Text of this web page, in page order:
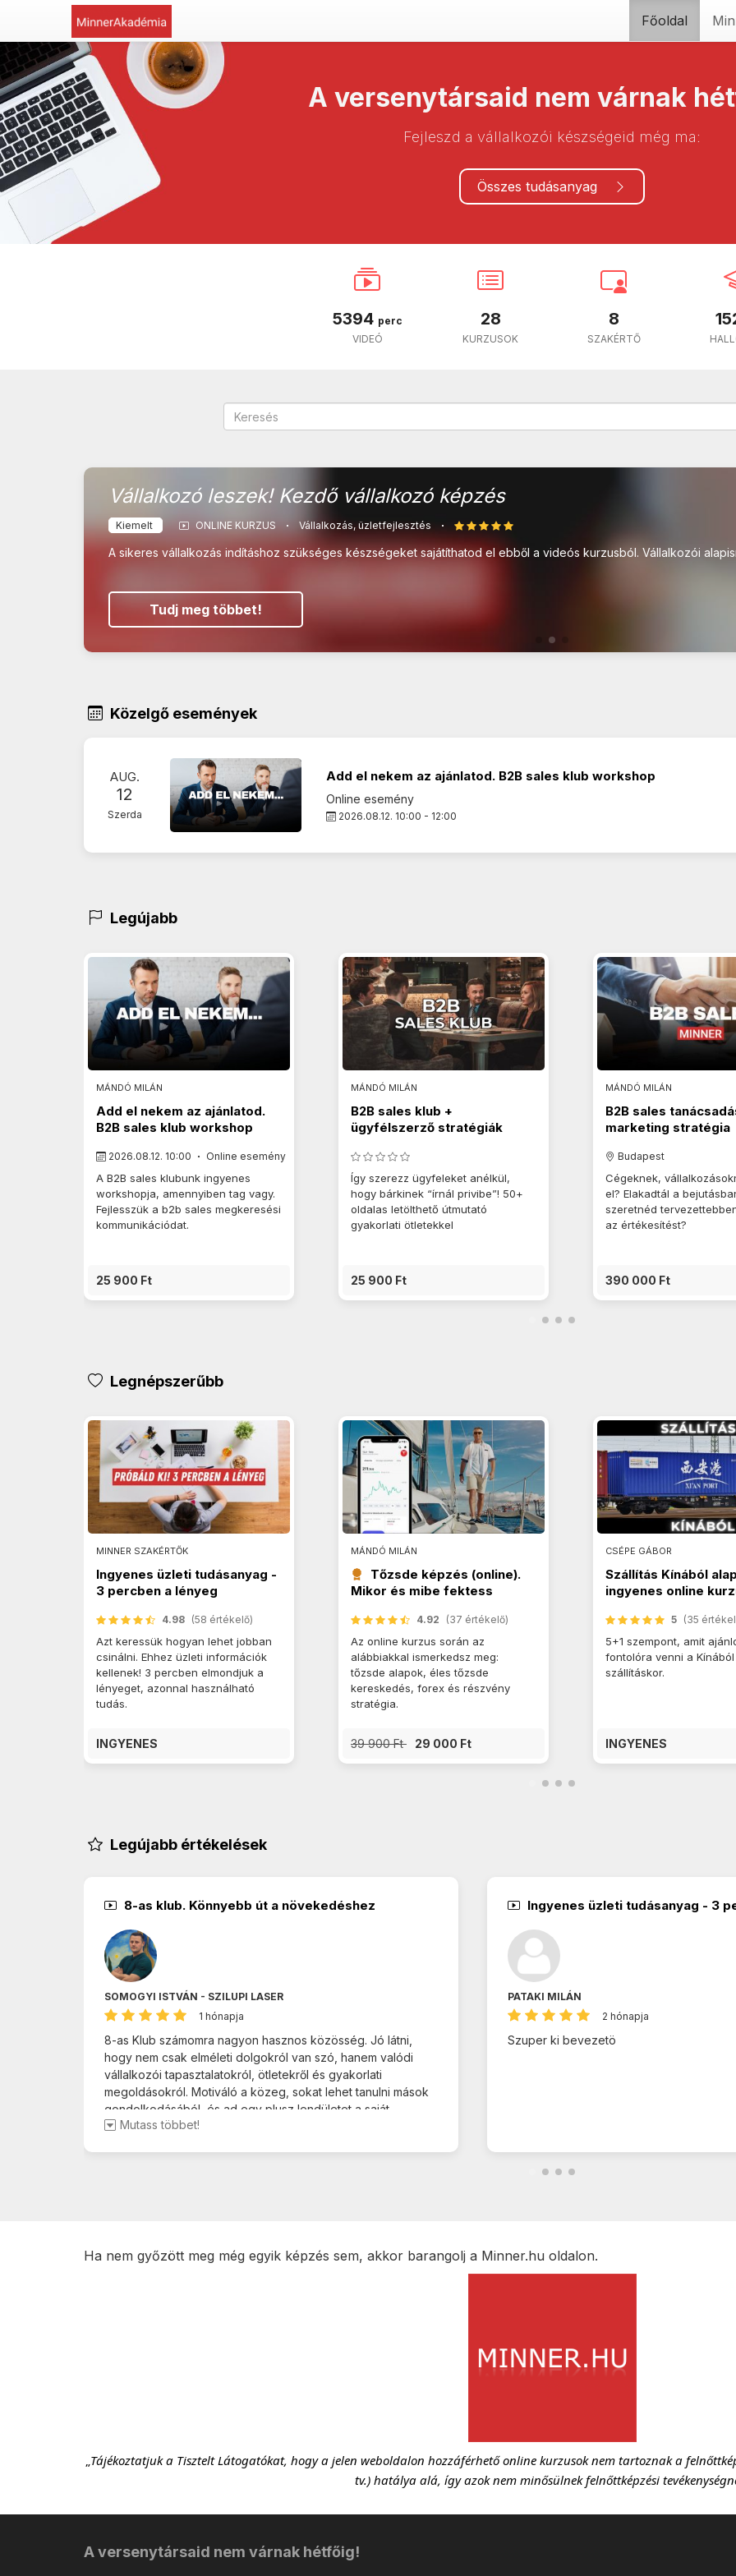
Főoldal
A versenytársaid nem várnak
Fejleszd a vállalkozói készségeid még ma:
Összes tudásanyag
5394 perc
VIDEÓ
28
KURZUSOK
8
SZAKÉRTŐ
Vállalkozó leszek! Kezdő vállalkozó képzés
Kiemelt ONLINE KURZUS Vállalkozás, üzletfejlesztés
A sikeres vállalkozás indításhoz szükséges készségeket sajátíthatod el ebből a videós kurzusból. Vállalkozói
Tudj meg többet!
Közelgő események
AUG.
12
Szerda
Add el nekem az ajánlatod. B2B sales klub workshop
Online esemény
2026.08.12. 10:00 - 12:00
Legújabb
MÁNDÓ MILÁN
Add el nekem az ajánlatod.
B2B sales klub workshop
2026.08.12. 10:00 Online esemény
A B2B sales klubunk ingyenes
workshopja, amennyiben tag vagy.
Fejlesszük a b2b sales megkeresési
kommunikációdat.
25 900 Ft
MÁNDÓ MILÁN
B2B sales klub +
ügyfélszerző stratégiák
Így szerezz ügyfeleket anélkül,
hogy bárkinek “írnál privibe”! 50+
oldalas letölthető útmutató
gyakorlati ötletekkel
25 900 Ft
MÁNDÓ MILÁN
B2B sales
marketing stratégia
Budapest
Cégeknek,
el? Elakadtál a
szeretnéd
az értékesítést?
390 000 Ft
Legnépszerűbb
MINNER SZAKÉRTŐK
Ingyenes üzleti tudásanyag -
3 percben a lényeg
4.98 (58 értékelő)
Azt keressük hogyan lehet jobban
csinálni. Ehhez üzleti információk
kellenek! 3 percben elmondjuk a
lényeget, azonnal használható
tudás.
INGYENES
MÁNDÓ MILÁN
Tőzsde képzés (online).
Mikor és mibe fektess
4.92 (37 értékelő)
Az online kurzus során az
alábbiakkal ismerkedsz meg:
tőzsde alapok, éles tőzsde
kereskedés, forex és részvény
stratégia.
39 900 Ft 29 000 Ft
CSÉPE GÁBOR
Szállítás Kínából
ingyenes online
5 (35
5+1 szempont, amit
fontolóra venni a
szállításkor.
INGYENES
Legújabb értékelések
8-as klub. Könnyebb út a növekedéshez
SOMOGYI ISTVÁN - SZILUPI LASER
1 hónapja
8-as Klub számomra nagyon hasznos közösség. Jó látni,
hogy nem csak elméleti dolgokról van szó, hanem valódi
vállalkozói tapasztalatokról, ötletekről és gyakorlati
megoldásokról. Motiváló a közeg, sokat lehet tanulni mások
gondolkodásából, és ad egy plusz lendületet a saját
vállalkozás fejlesztéséhez is. Örülök, hogy tagja vagyok.
Mutass többet!
Ingyenes üzleti tudásanyag - 3
PATAKI MILÁN
2 hónapja
Szuper ki bevezetö
Ha nem győzött meg még egyik képzés sem, akkor barangolj a Minner.hu oldalon.
„Tájékoztatjuk a Tisztelt Látogatókat, hogy a jelen weboldalon hozzáférhető online kurzusok nem tartoznak a
tv.) hatálya alá, így azok nem minősülnek felnőttképzési
A versenytársaid nem várnak hétfőig!